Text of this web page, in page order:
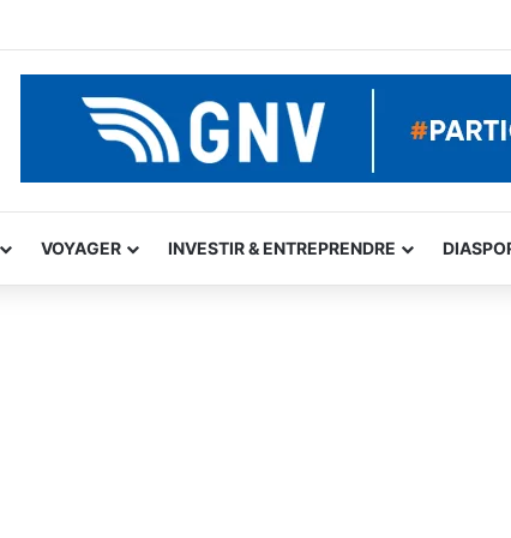
VOYAGER INVESTIR & ENTREPRENDRE